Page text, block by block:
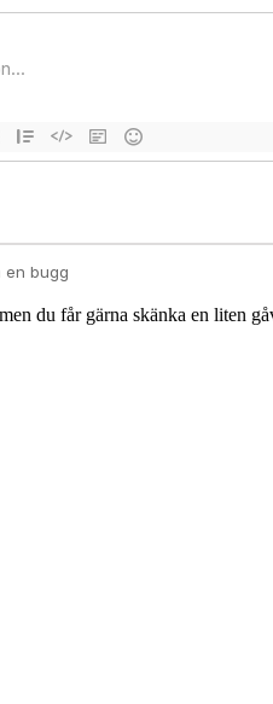
du får gärna skänka en liten